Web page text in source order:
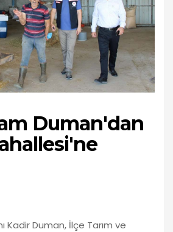
Duman'dan
Kadir Duman, İlçe Tarım ve